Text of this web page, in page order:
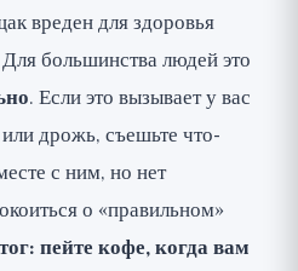
вреден для здоровья
большинства людей это
. Если это вызывает у вас
дрожь, съешьте что-
с ним, но нет
о «правильном»
пейте кофе, когда вам